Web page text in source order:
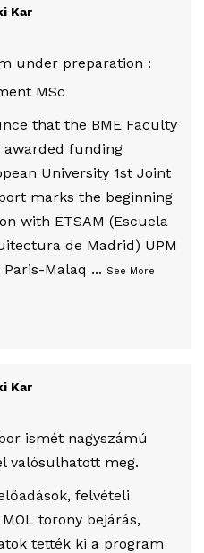
Kar
under preparation :
MSc
that the BME Faculty
funding
University 1st Joint
marks the beginning
with ETSAM (Escuela
de Madrid) UPM
Malaq ... See More
Kar
ismét nagyszámú
valósulhatott meg.
felvételi
torony bejárás,
tették ki a program